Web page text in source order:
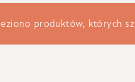
produktów, których